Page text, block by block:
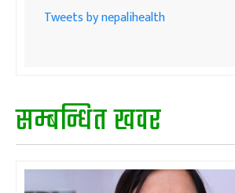
Tweets by nepalihealth
सम्बन्धित खवर